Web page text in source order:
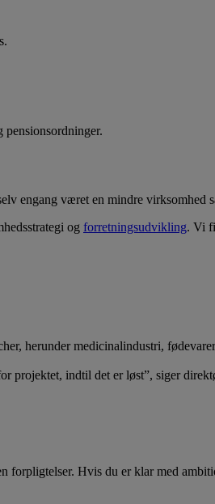
engang været en mindre virksomhed
og forretningsudvikling. Vi
herunder medicinalindustri,
projektet, indtil det er løst”, siger
Hvis du er klar med